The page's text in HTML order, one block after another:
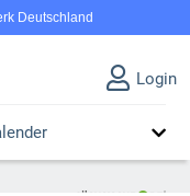
Deutschland
Login